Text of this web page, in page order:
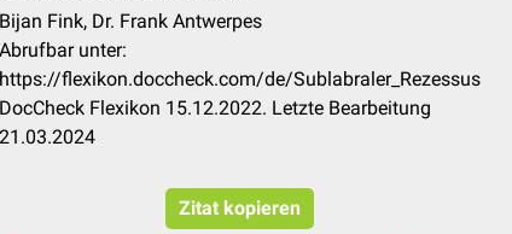
Bijan Fink, Dr. Frank Antwerpes
Abrufbar unter:
https://flexikon.doccheck.com/de/Sublabraler_Rezessus
DocCheck Flexikon 15.12.2022. Letzte Bearbeitung
21.03.2024
Zitat kopieren